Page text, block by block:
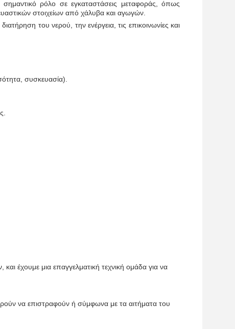
ρόλο σε εγκαταστάσεις μεταφοράς, όπως
στοιχείων από χάλυβα και αγωγών.
του νερού, την ενέργεια, τις επικοινωνίες και
συσκευασία).
έχουμε μια επαγγελματική τεχνική ομάδα για να
να επιστραφούν ή σύμφωνα με τα αιτήματα του